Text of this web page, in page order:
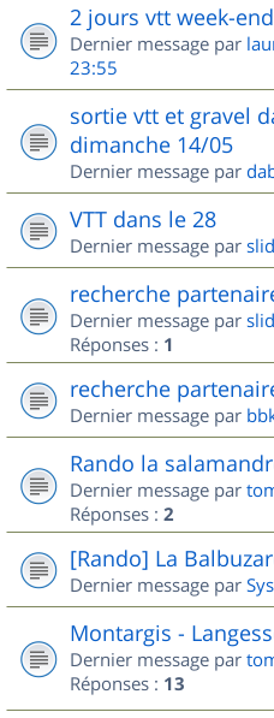
2 jours vtt week-
Dernier message par
23:55
sortie vtt et gravel
dimanche 14/05
Dernier message par
VTT dans le 28
Dernier message par
recherche
Dernier message par
Réponses : 1
recherche
Dernier message par
Rando la
Dernier message par
Réponses : 2
[Rando] La
Dernier message par
Montargis -
Dernier message par
Réponses : 13